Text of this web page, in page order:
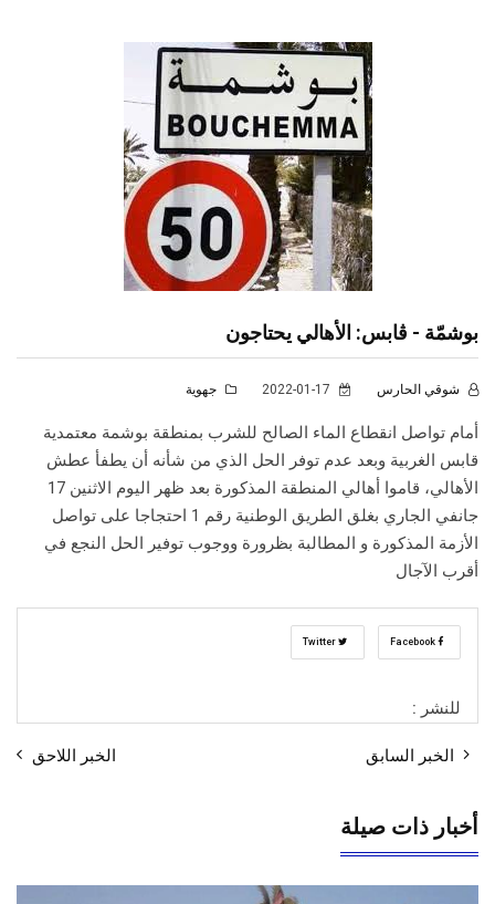
بوشمّة - ڨابس: الأهالي يحتاجون
شوقي الحارس جهوية
أمام تواصل انقطاع الماء الصالح للشرب بمنطقة بوشمة معتمدية
قابس الغربية وبعد عدم توفر الحل الذي من شأنه أن يطفأ عطش
الأهالي، قاموا أهالي المنطقة المذكورة بعد ظهر اليوم الاثنين 17
جانفي الجاري بغلق الطريق الوطنية رقم 1 احتجاجا على تواصل
الأزمة المذكورة و المطالبة بظرورة ووجوب توفير الحل النجع في
أقرب الآجال
للنشر :
الخبر السابق الخبر اللاحق
أخبار ذات صيلة